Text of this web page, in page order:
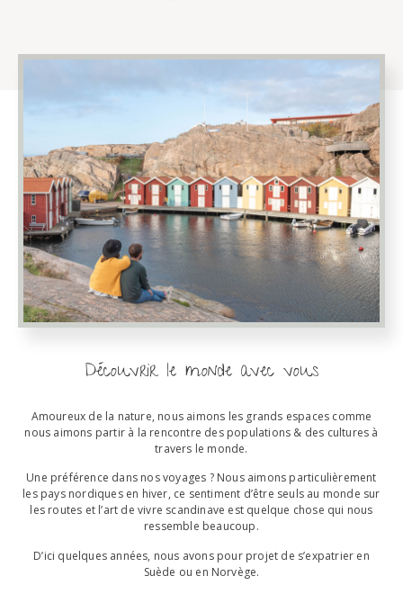
Découvrir le monde avec vous
Amoureux de la nature, nous aimons les grands espaces comme
nous aimons partir à la rencontre des populations & des cultures à
travers le monde.
Une préférence dans nos voyages ? Nous aimons particulièrement
les pays nordiques en hiver, ce sentiment d’être seuls au monde sur
les routes et l’art de vivre scandinave est quelque chose qui nous
ressemble beaucoup.
D’ici quelques années, nous avons pour projet de s’expatrier en
Suède ou en Norvège.